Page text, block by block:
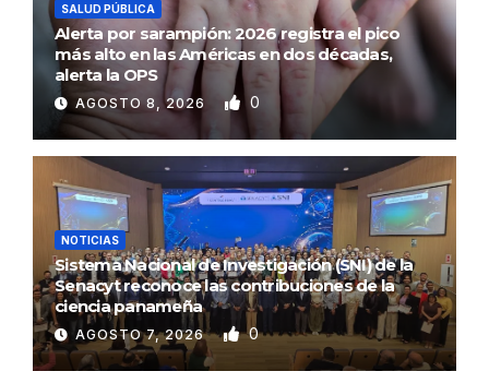
SALUD PÚBLICA
Alerta por sarampión: 2026 registra el pico
más alto en las Américas en dos décadas,
alerta la OPS
AGOSTO 8, 2026 0
NOTICIAS
Sistema Nacional de Investigación (SNI) de la
Senacyt reconoce las contribuciones de la
ciencia panameña
AGOSTO 7, 2026 0